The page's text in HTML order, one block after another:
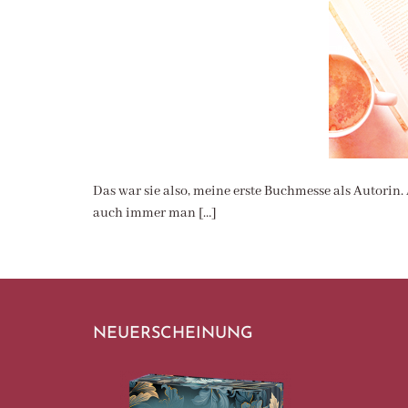
Das war sie also, meine erste Buchmesse als
auch immer man […]
NEUERSCHEINUNG